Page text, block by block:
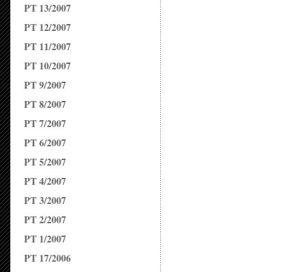
PT 13/2007
PT 12/2007
PT 11/2007
PT 10/2007
PT 9/2007
PT 8/2007
PT 7/2007
PT 6/2007
PT 5/2007
PT 4/2007
PT 3/2007
PT 2/2007
PT 1/2007
PT 17/2006